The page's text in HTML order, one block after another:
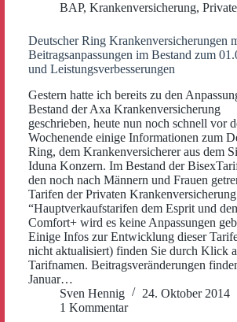
BAP, Krankenversicherung,
Deutscher Ring Krankenversicherungen
Beitragsanpassungen im Bestand zum
und Leistungsverbesserungen
Gestern hatte ich bereits zu den
Bestand der Axa Krankenversicherung
geschrieben, heute nun noch schnell vor
Wochenende einige Informationen zum
Ring, dem Krankenversicherer aus dem
Iduna Konzern. Im Bestand der
den noch nach Männern und Frauen
Tarifen der Privaten
“Hauptverkaufstarifen dem Esprit und
Comfort+ wird es keine Anpassungen
Einige Infos zur Entwicklung dieser
nicht aktualisiert) finden Sie durch Klick
Tarifnamen. Beitragsveränderungen
Januar…
Sven Hennig
24. Oktober 2014
1 Kommentar